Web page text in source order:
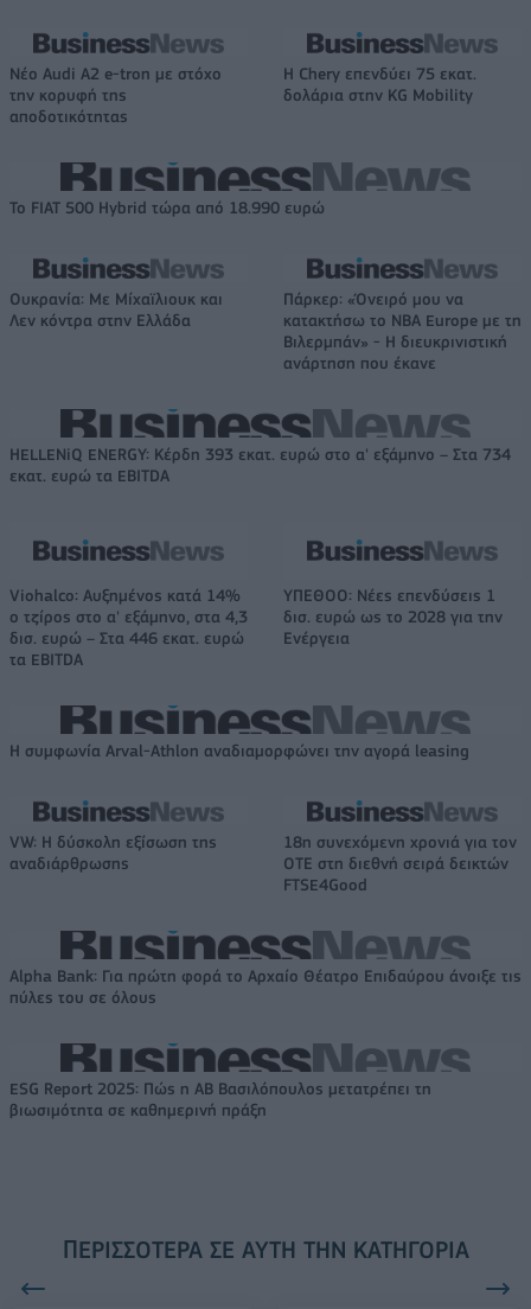
Νέο Audi A2 e-tron με στόχο
την κορυφή της
αποδοτικότητας
Η Chery επενδύει 75 εκατ.
δολάρια στην KG Mobility
Το FIAT 500 Hybrid τώρα από 18.990 ευρώ
Ουκρανία: Με Μίχαϊλιουκ και
Λεν κόντρα στην Ελλάδα
Πάρκερ: «Όνειρό μου να
κατακτήσω το ΝΒΑ Europe με τη
Βιλερμπάν» - Η διευκρινιστική
ανάρτηση που έκανε
HELLENiQ ENERGY: Κέρδη 393 εκατ. ευρώ στο α' εξάμηνο – Στα 734
εκατ. ευρώ τα EBITDA
Viohalco: Αυξημένος κατά 14%
ο τζίρος στο α' εξάμηνο, στα 4,3
δισ. ευρώ – Στα 446 εκατ. ευρώ
τα EBITDA
ΥΠΕΘΟΟ: Νέες επενδύσεις 1
δισ. ευρώ ως το 2028 για την
Ενέργεια
Η συμφωνία Arval-Athlon αναδιαμορφώνει την αγορά leasing
VW: Η δύσκολη εξίσωση της
αναδιάρθρωσης
18η συνεχόμενη χρονιά για τον
ΟΤΕ στη διεθνή σειρά δεικτών
FTSE4Good
Alpha Bank: Για πρώτη φορά το Αρχαίο Θέατρο Επιδαύρου άνοιξε τις
πύλες του σε όλους
ESG Report 2025: Πώς η ΑΒ Βασιλόπουλος μετατρέπει τη
βιωσιμότητα σε καθημερινή πράξη
ΠΕΡΙΣΣΌΤΕΡΑ ΣΕ ΑΥΤΉ ΤΗΝ ΚΑΤΗΓΟΡΊΑ